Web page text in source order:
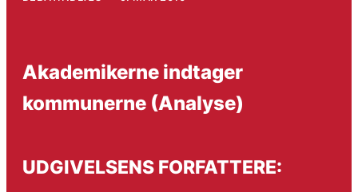
Akademikerne indtager
kommunerne (Analyse)
UDGIVELSENS FORFATTERE: